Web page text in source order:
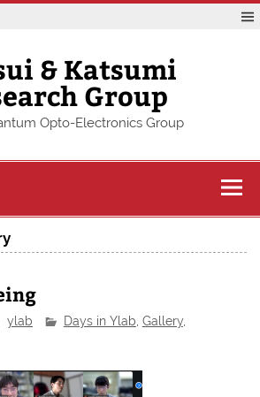
& Katsumi
Group
Opto-Electronics Group
ylab Days in Ylab Gallery,